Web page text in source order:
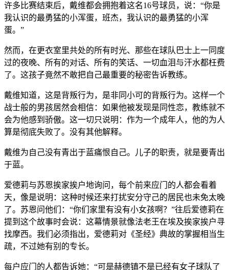
许多比赛结束后，戴维都会拥抱着这名16号球员，说：“你是
我认识的最勇猛的小浑蛋，班杰，我认识的最勇猛的小浑
蛋。”
然而，在更衣室里共处的所有时光、那些在球队巴士上一同度
过的夜晚、所有的对话、所有的笑话、一切血泪与汗水都枉费
了。这孩子竟然不敢把自己最重要的秘密告诉教练。
戴维知道，这是背叛行为，是非同小可的背叛行为。这样一个
战士般的男孩居然会相信：如果他被发现是同性恋，教练就不
会为他感到骄傲。这一切只说明：作为一个成年人，他的为人
算是彻底失败了。没有其他解释。
戴维为自己没有青出于蓝痛恨自己。儿子的职责，就是要青出
于蓝。
爱德莉与苏恩挨家挨户地询问，每个前来应门的人都会看着
天，像是说明：这种时候还来打扰安分守己的居民也未免太晚
了。苏恩问他们：“你们家里有没有小女孩啊？”往后爱德莉在
提到这个故事时会说：这幕情景就像法老王在埃及挨家挨户寻
找摩西。我们必须指出，爱德莉对《圣经》典故的掌握相当生
疏，不过她有别的专长。
每户应门的人都告诉她：“可是赫德镇不是已经有女子球队了